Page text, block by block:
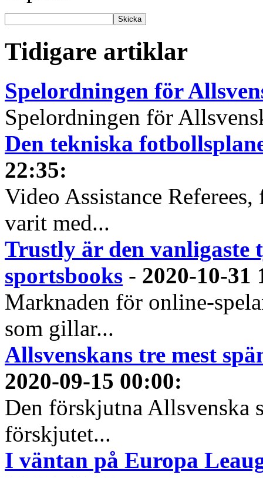
Tidigare artiklar
Spelordningen för
Spelordningen för
Den tekniska
22:35:
Video Assistance
varit med...
Trustly är den vanligaste
sportsbooks - 2020-10-31
Marknaden för online-
som gillar...
Allsvenskans tre mest
2020-09-15 00:00:
Den förskjutna Allsvenska
förskjutet...
I väntan på Europa